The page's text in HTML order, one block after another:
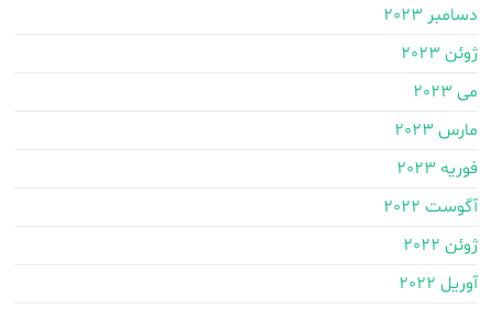
دسامبر 2023
ژوئن 2023
می 2023
مارس 2023
فوریه 2023
آگوست 2022
ژوئن 2022
آوریل 2022